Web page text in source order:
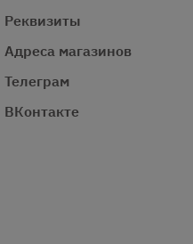
Реквизиты
Адреса магазинов
Телеграм
ВКонтакте